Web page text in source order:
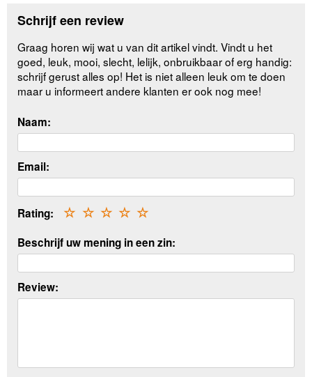
Schrijf een review
Graag horen wij wat u van dit artikel vindt. Vindt u het
goed, leuk, mooi, slecht, lelijk, onbruikbaar of erg handig:
schrijf gerust alles op! Het is niet alleen leuk om te doen
maar u informeert andere klanten er ook nog mee!
Naam:
Email:
Rating: ☆
☆
☆
☆
☆
Beschrijf uw mening in een zin:
Review: